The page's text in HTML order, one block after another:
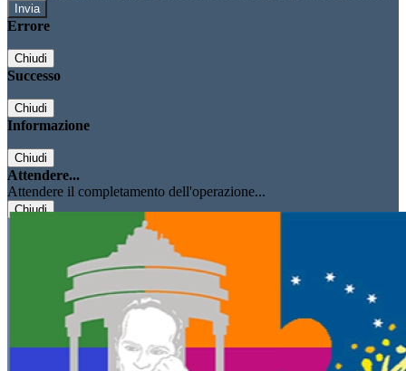
Errore
Chiudi
Successo
Chiudi
Informazione
Chiudi
Attendere...
Attendere il completamento dell'operazione...
Chiudi